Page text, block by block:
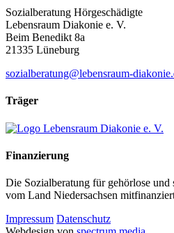
Sozialberatung Hörgeschädigte
Lebensraum Diakonie e. V.
Beim Benedikt 8a
21335 Lüneburg
sozialberatung@lebensraum-
Träger
Finanzierung
Die Sozialberatung für gehörlose
vom Land Niedersachsen
Impressum Datenschutz